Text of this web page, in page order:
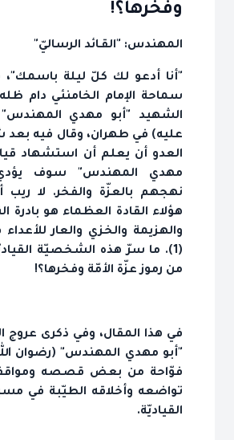
وفخرها؟!
المهندس: "القـائد الرساليّ"
"أنا أدعو لك كلّ ليلة
سماحة الإمام الخامنئي دام
الشهيد "أبو مهدي المهندس"
عليه) في طهران، وقال فيه بعد
العدو أن يعلم أن استشهاد
مهدي المهندس" سوف يؤدي
نهجهم بالعزّة والفخر. لا
هؤلاء القادة العظماء هو بادرة
والهزيمة والخزي والعار
(1). ما سرّ هذه الشخصيّة
من رموز عزّة الأمّة وفخرها؟!
في هذا المقال، وفي ذكرى عروج
"أبو مهدي المهندس" (رضوان
فوّاحة من بعض قصصه ومواقفه
تواضعه وأخلاقه الطيّبة في
القياديّة.